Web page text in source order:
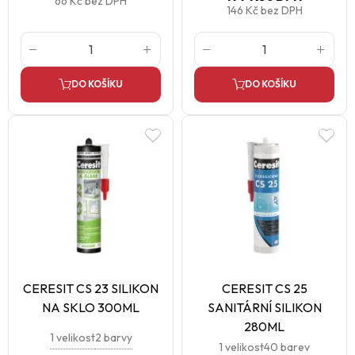
DO KOŠÍKU
146 Kčbez DPH
DO KOŠÍKU
CERESIT CS 23 SILIKON
NA SKLO 300ML
1 velikost2 barvy
CERESIT CS 25
SANITÁRNÍ SILIKON
280ML
1 velikost40 barev